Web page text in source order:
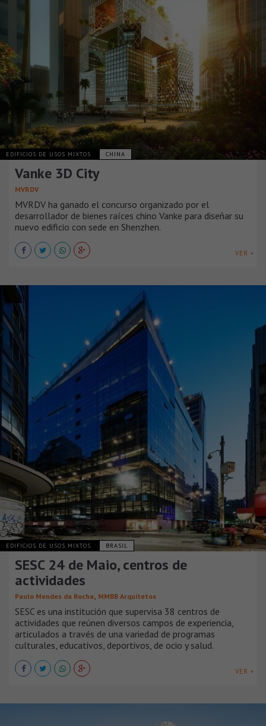
EDIFICIOS DE USOS MIXTOS CHINA
Vanke 3D City
MVRDV
MVRDV ha ganado el concurso organizado por el
desarrollador de bienes raíces chino Vanke para diseñar su
nuevo edificio con sede en Shenzhen.
VER +
EDIFICIOS DE USOS MIXTOS BRASIL
SESC 24 de Maio, centros de
actividades
Paulo Mendes da Rocha, MMBB Arquitetos
SESC es una institución que supervisa 38 centros de
actividades que reúnen diversos campos de experiencia,
articulados a través de una variedad de programas
culturales, educativos, deportivos, de ocio y salud.
VER +